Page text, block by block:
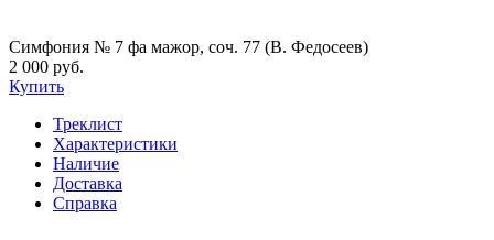
Симфония № 7 фа мажор, соч. 77 (В. Федосеев)
2 000 руб.
Купить
Треклист
Характеристики
Наличие
Доставка
Справка